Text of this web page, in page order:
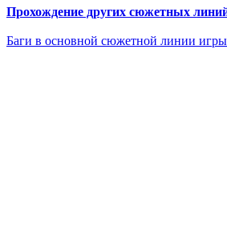
Прохождение других сюжетных
Баги в основной сюжетной линии